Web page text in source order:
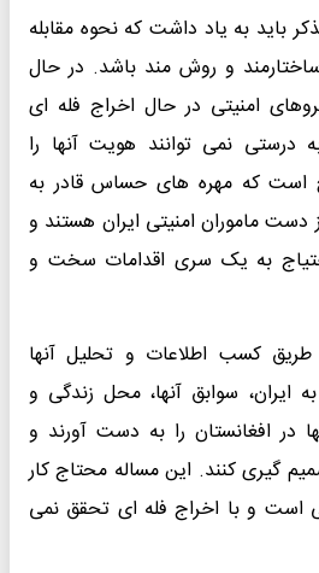
باید به یاد داشت که نحوه مقابله
و روش مند باشد. در حال
امنیتی در حال اخراج فله ای
درستی نمی توانند هویت آنها را
است که مهره های حساس قادر به
ماموران امنیتی ایران هستند و
احتیاج به یک سری اقدامات سخت و
طریق کسب اطلاعات و تحلیل آنها
به ایران، سوابق آنها، محل زندگی و
در افغانستان را به دست آورند و
گیری کنند. این مساله محتاج کار
است و با اخراج فله ای تحقق نمی